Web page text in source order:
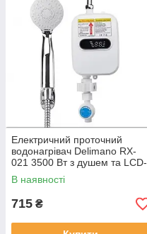
Електричний проточний
водонагрівач Delimano RX-
021 3500 Вт з душем та LCD-
дисплеєм
В наявності
715 ₴